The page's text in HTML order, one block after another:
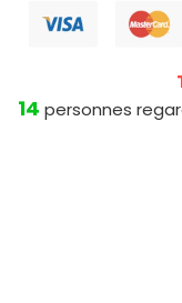
14 personnes